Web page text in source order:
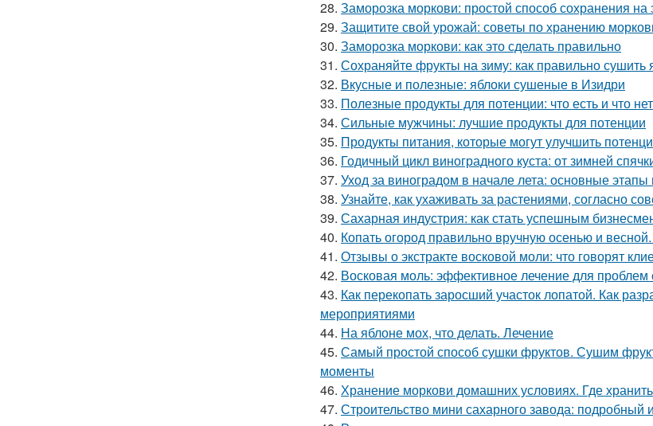
28. Заморозка моркови: простой способ сохранения на
29. Защитите свой урожай: советы по хранению
30. Заморозка моркови: как это сделать правильно
31. Сохраняйте фрукты на зиму: как правильно сушить
32. Вкусные и полезные: яблоки сушеные в Изидри
33. Полезные продукты для потенции: что есть и что нет
34. Сильные мужчины: лучшие продукты для потенции
35. Продукты питания, которые могут улучшить
36. Годичный цикл виноградного куста: от зимней
37. Уход за виноградом в начале лета: основные
38. Узнайте, как ухаживать за растениями, согласно
39. Сахарная индустрия: как стать успешным
40. Копать огород правильно вручную осенью и
41. Отзывы о экстракте восковой моли: что говорят
42. Восковая моль: эффективное лечение для проблем
43. Как перекопать заросший участок лопатой. Как
мероприятиями
44. На яблоне мох, что делать. Лечение
45. Самый простой способ сушки фруктов. Сушим
моменты
46. Хранение моркови домашних условиях. Где
47. Строительство мини сахарного завода: подробный